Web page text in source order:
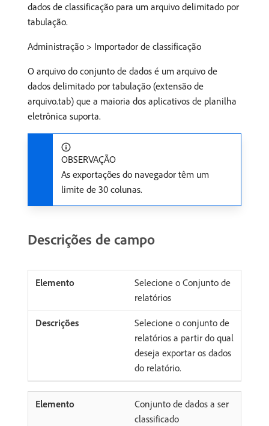
dados de classificação para um arquivo delimitado por
tabulação.
Administração > Importador de classificação
O arquivo do conjunto de dados é um arquivo de
dados delimitado por tabulação (extensão de
arquivo.tab) que a maioria dos aplicativos de planilha
eletrônica suporta.
OBSERVAÇÃO
As exportações do navegador têm um
limite de 30 colunas.
Descrições de campo
Selecione o Conjunto de
relatórios
Selecione o conjunto de
relatórios a partir do qual
deseja exportar os dados
do relatório.
Conjunto de dados a ser
classificado